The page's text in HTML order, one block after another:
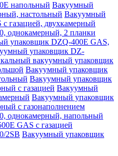
напольный Вакуумный
настольный Вакуумный
газацией, двухкамерный
однокамерный, 2 планки
упаковщик DZQ-400E GAS,
упаковщик DZ-
вакуумный упаковщик
Вакуумный упаковщик
Вакуумный упаковщик
с газацией Вакуумный
Вакуумный упаковщик
с газонаполнением
однокамерный, напольный
GAS с газацией
2SB Вакуумный упаковщик